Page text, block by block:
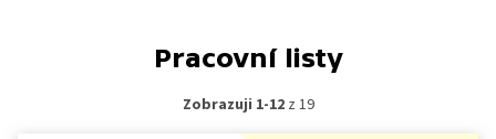
Pracovní listy
Zobrazuji 1-12z 19